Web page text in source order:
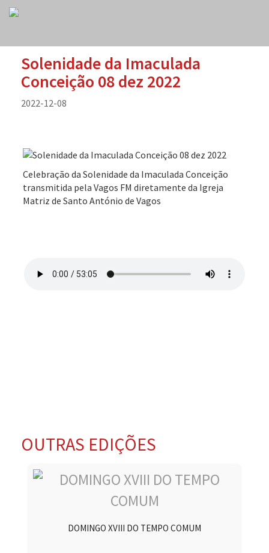
Solenidade da Imaculada
Conceição 08 dez 2022
2022-12-08
Celebração da Solenidade da Imaculada Conceição
transmitida pela Vagos FM diretamente da Igreja
Matriz de Santo António de Vagos
OUTRAS EDIÇÕES
DOMINGO XVIII DO TEMPO COMUM